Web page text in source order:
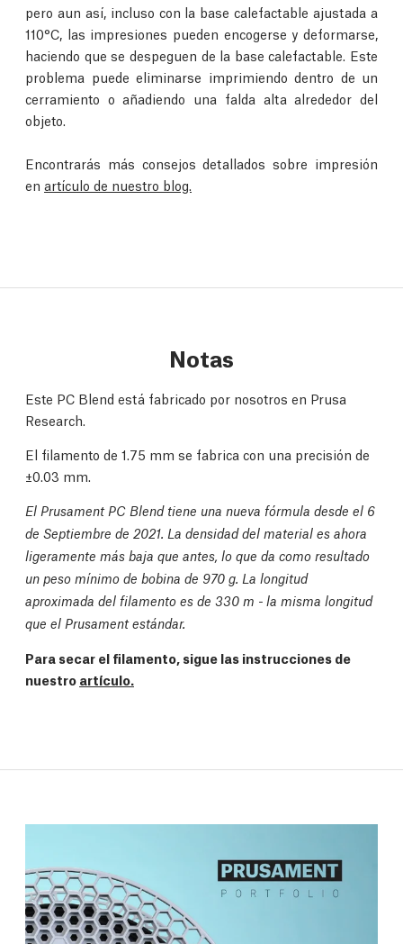
pero aun así, incluso con la base calefactable ajustada a
110°C, las impresiones pueden encogerse y deformarse,
haciendo que se despeguen de la base calefactable. Este
problema puede eliminarse imprimiendo dentro de un
cerramiento o añadiendo una falda alta alrededor del
objeto.
Encontrarás más consejos detallados sobre impresión
en artículo de nuestro blog.
Notas
Este PC Blend está fabricado por nosotros en Prusa
Research.
El filamento de 1.75 mm se fabrica con una precisión de
±0.03 mm.
El Prusament PC Blend tiene una nueva fórmula desde el 6
de Septiembre de 2021. La densidad del material es ahora
ligeramente más baja que antes, lo que da como resultado
un peso mínimo de bobina de 970 g. La longitud
aproximada del filamento es de 330 m - la misma longitud
que el Prusament estándar.
Para secar el filamento, sigue las instrucciones de
nuestro artículo.